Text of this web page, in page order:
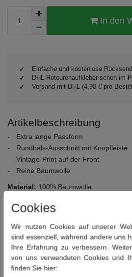
In den
Einfache und kostenlose
DHL-Retourenaufkleber schon im
Versand mit DHL (4,90 € pro
Artikelbeschreibung
Extra lange Passform
Rundhals-Ausschnitt mit Knopfleiste
Vintage-Print auf der Front
Reine Baumwolle
Material: 100% Baumwolle
Trommeltrocknen, bügeln bei mittlerer
Dieser Artikel hat
Größe
Cookies
Wir nutzen Cookies auf unserer
sind essenziell, während andere uns
Ihre Erfahrung zu verbessern.
von uns verwendeten Cookies und
finden Sie hier: